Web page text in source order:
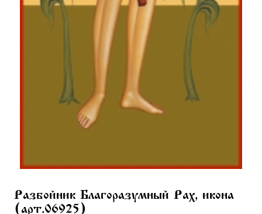
Разбойник Благоразумный Рах, икона
(арт.06925)